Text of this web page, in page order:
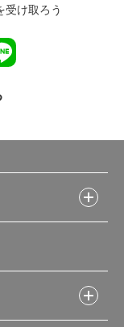
受け取ろう